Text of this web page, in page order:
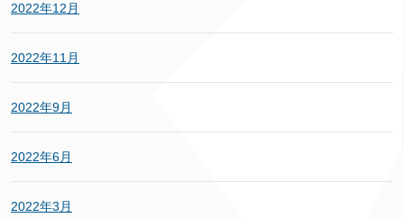
2022年12月
2022年11月
2022年9月
2022年6月
2022年3月